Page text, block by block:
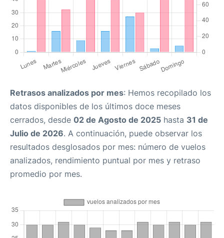
Retrasos analizados por mes: Hemos recopilado los
datos disponibles de los últimos doce meses
cerrados, desde 02 de Agosto de 2025 hasta 31 de
Julio de 2026. A continuación, puede observar los
resultados desglosados por mes: número de vuelos
analizados, rendimiento puntual por mes y retraso
promedio por mes.